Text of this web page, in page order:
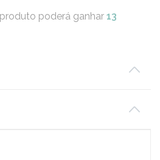
poderá ganhar 13